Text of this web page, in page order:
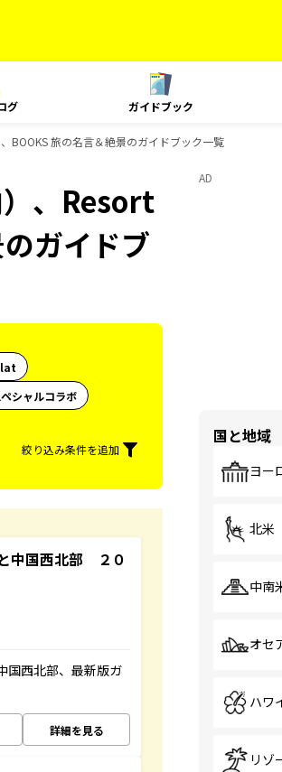
グ ガイドブック
BOOKS 旅の名言＆絶景のガイドブック一覧
、Resort
ガイドブ
シャルコラボ
絞り込み条件を追加
国西北部 ２０
国西北部、最新版ガ
詳細を見る
AD
国と地域
ヨー
北米
中南
オセ
ハワ
リゾ